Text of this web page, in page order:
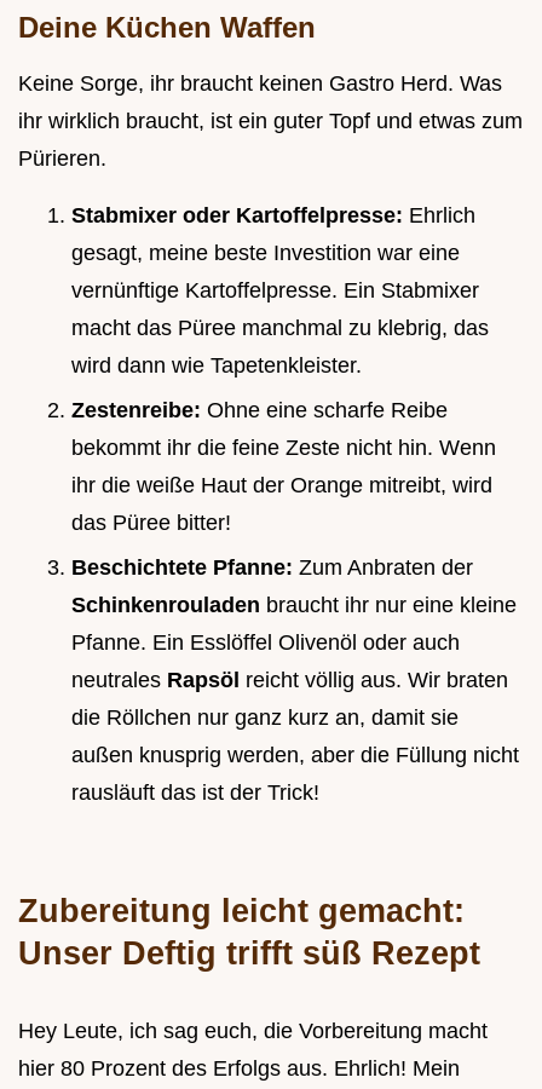
Deine Küchen Waffen
Keine Sorge, ihr braucht keinen Gastro Herd. Was
ihr wirklich braucht, ist ein guter Topf und etwas zum
Pürieren.
Stabmixer oder Kartoffelpresse: Ehrlich
gesagt, meine beste Investition war eine
vernünftige Kartoffelpresse. Ein Stabmixer
macht das Püree manchmal zu klebrig, das
wird dann wie Tapetenkleister.
Zestenreibe: Ohne eine scharfe Reibe
bekommt ihr die feine Zeste nicht hin. Wenn
ihr die weiße Haut der Orange mitreibt, wird
das Püree bitter!
Beschichtete Pfanne: Zum Anbraten der
Schinkenrouladen braucht ihr nur eine kleine
Pfanne. Ein Esslöffel Olivenöl oder auch
neutrales Rapsöl reicht völlig aus. Wir braten
die Röllchen nur ganz kurz an, damit sie
außen knusprig werden, aber die Füllung nicht
rausläuft das ist der Trick!
Zubereitung leicht gemacht:
Unser Deftig trifft süß Rezept
Hey Leute, ich sag euch, die Vorbereitung macht
hier 80 Prozent des Erfolgs aus. Ehrlich! Mein